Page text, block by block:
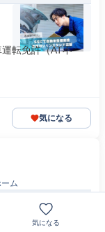
転免許（AT不
気になる
ム
ャーのお仕事です
気になる